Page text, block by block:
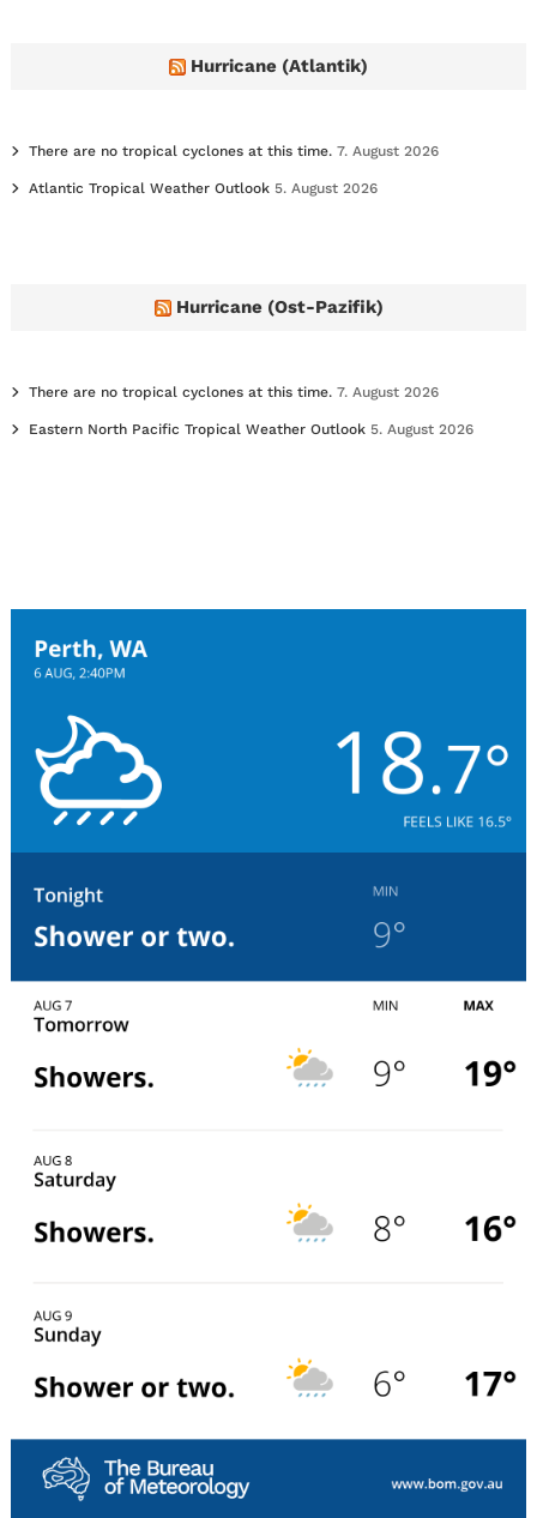
Hurricane (Atlantik)
There are no tropical cyclones at this time. 7. August 2026
Atlantic Tropical Weather Outlook 5. August 2026
Hurricane (Ost-Pazifik)
There are no tropical cyclones at this time. 7. August 2026
Eastern North Pacific Tropical Weather Outlook 5. August 2026